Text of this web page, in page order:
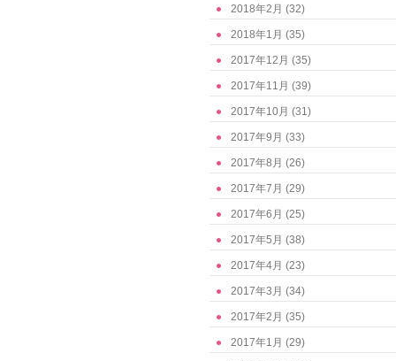
2018年2月 (32)
2018年1月 (35)
2017年12月 (35)
2017年11月 (39)
2017年10月 (31)
2017年9月 (33)
2017年8月 (26)
2017年7月 (29)
2017年6月 (25)
2017年5月 (38)
2017年4月 (23)
2017年3月 (34)
2017年2月 (35)
2017年1月 (29)